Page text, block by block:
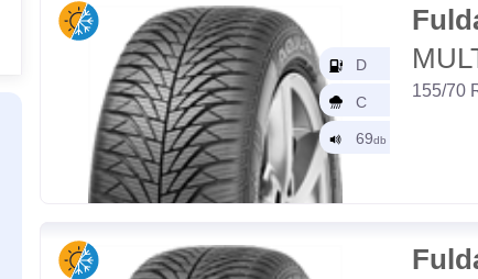
155/70